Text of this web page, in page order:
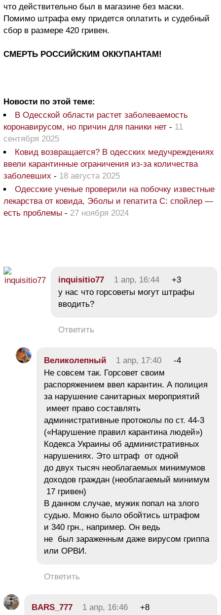
что действительно был в магазине без маски.
Помимо штрафа ему придется оплатить и судебный
сбор в размере 420 гривен.
СМЕРТЬ РОССИЙСКИМ ОККУПАНТАМ!
Новости по этой теме:
В Одесской области растет заболеваемость
коронавирусом, но причин для паники нет - 11
сентября 2025
Ковид возвращается? В одесских медучреждениях
ввели карантинные ограничения из-за количества
заболевших - 18 августа 2025
Одесские ученые проверили на побочку известные
лекарства от ковида, Эболы и гепатита С: спойлер —
есть проблемы - 27 ноября 2024
іnquіsitіо77 1 апр, 16:44
+3
у нас что горсоветы могут штрафы
вводить?
Ответить
Великолепный 1 апр, 17:40
-4
Не совсем так. Горсовет своим
распоряжением ввел карантин. А полиция
за нарушение санитарных мероприятий
имеет право составлять
административные протоколы по ст. 44-3
(«Нарушение правил карантина людей»)
Кодекса Украины об административных
нарушениях. Это штраф от одной
до двух тысяч необлагаемых минимумов
доходов граждан (необлагаемый минимум
17 гривен)
В данном случае, мужик попал на злого
судью. Можно было обойтись штрафом
и 340 грн., например. Он ведь
не был зараженным даже вирусом гриппа
или ОРВИ.
Ответить
BARS_777 1 апр, 16:46
+8